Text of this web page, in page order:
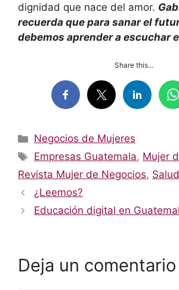
dignidad que nace del amor.
recuerda que para sanar el
debemos aprender a escuchar
Share this...
Categorías
Negocios de Mujeres
Etiquetas
Empresas Guatemala, Mujer
Revista Mujer de Negocios, Salud
¿Leemos?
Educación digital en
Deja un comentario